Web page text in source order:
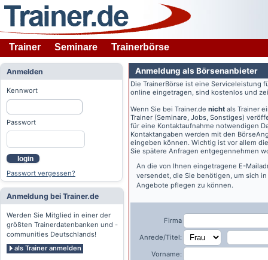
Trainer Seminare Trainerbörse
Anmelden
Kennwort
Passwort
login
Passwort vergessen?
Anmeldung bei Trainer.de
Werden Sie Mitglied in einer der
größten Trainerdatenbanken und -
communities Deutschlands!
als Trainer anmelden
Anmeldung als Börsenanbieter
Die TrainerBörse ist eine Serviceleistung
online eingetragen, sind kostenlos und
Wenn Sie bei Trainer.de nicht als Trainer
Trainer (Seminare, Jobs, Sonstiges)
für eine Kontaktaufnahme notwendigen
Kontaktangaben werden mit den
eingeben können. Wichtig ist vor allem
Sie spätere Anfragen entgegennehmen
An die von Ihnen eingetragene E-
versendet, die Sie benötigen, um sich
Angebote pflegen zu können.
Firma
Anrede/Titel:
Vorname: